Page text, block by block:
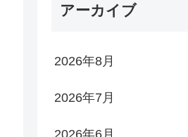
アーカイブ
2026年8月
2026年7月
2026年6月